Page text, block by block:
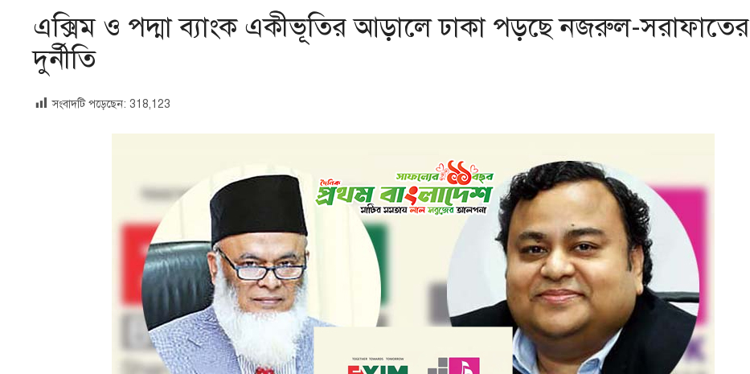
এক্সিম ও পদ্মা ব্যাংক একীভূতির আড়ালে ঢাকা পড়ছে নজরুল-সরাফাতের
দুর্নীতি
সংবাদটি পড়েছেন: 318,123